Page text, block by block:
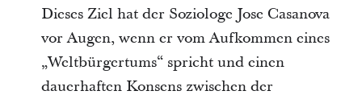
Dieses Ziel hat der Soziologe Jose Casanova
vor Augen, wenn er vom Aufkommen eines
„Weltbürgertums“ spricht und einen
dauerhaften Konsens zwischen der